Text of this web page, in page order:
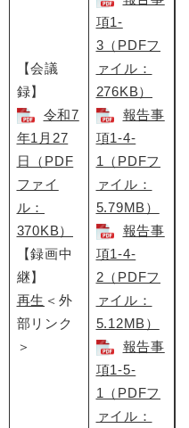
【会議
録】
令和7
年1月27
日​（PDF
ファイ
ル：
370KB）
【録画中
継】
再生 ＜外
部リンク
＞
項1-
3（PDFフ
ァイル：
276KB）
報告事
項1-4-
1（PDFフ
ァイル：
5.79MB）
報告事
項1-4-
2（PDFフ
ァイル：
5.12MB）
報告事
項1-5-
1（PDFフ
ァイル：